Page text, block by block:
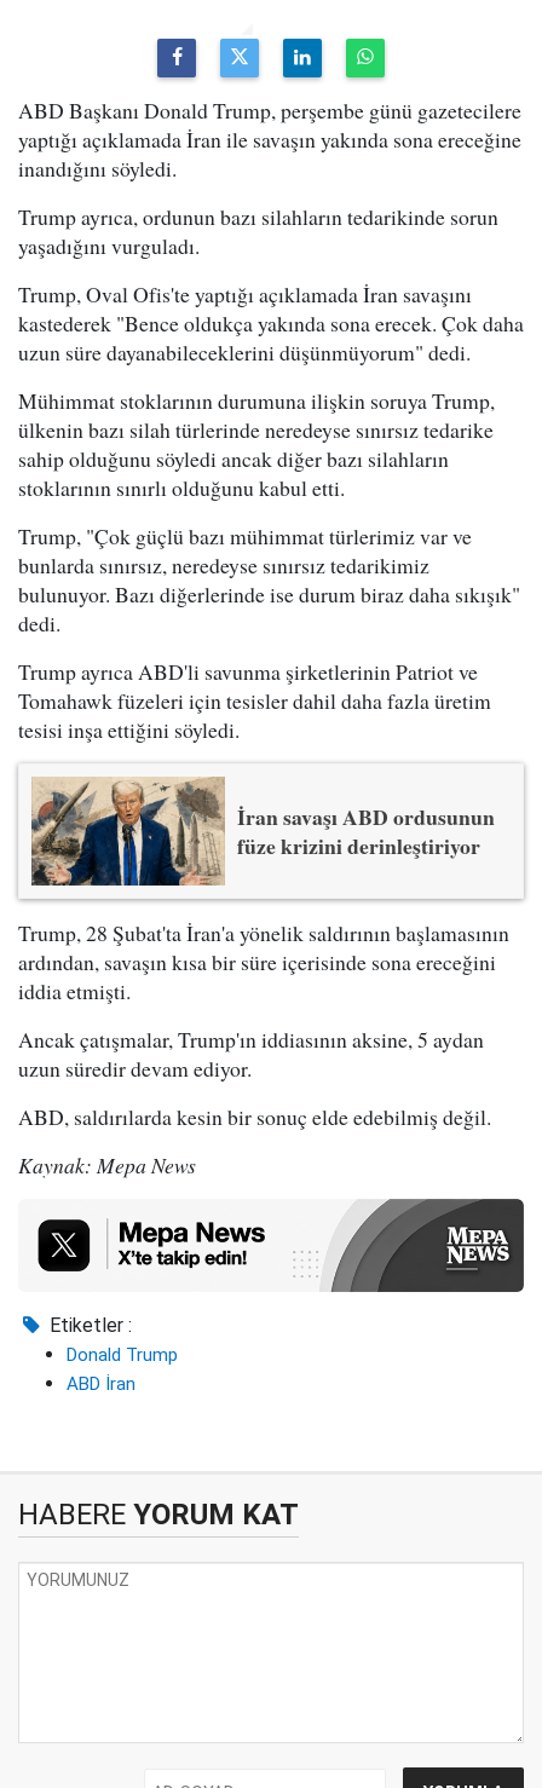
ABD Başkanı Donald Trump, perşembe günü gazetecilere
yaptığı açıklamada İran ile savaşın yakında sona ereceğine
inandığını söyledi.
Trump ayrıca, ordunun bazı silahların tedarikinde sorun
yaşadığını vurguladı.
Trump, Oval Ofis'te yaptığı açıklamada İran savaşını
kastederek "Bence oldukça yakında sona erecek. Çok daha
uzun süre dayanabileceklerini düşünmüyorum" dedi.
Mühimmat stoklarının durumuna ilişkin soruya Trump,
ülkenin bazı silah türlerinde neredeyse sınırsız tedarike
sahip olduğunu söyledi ancak diğer bazı silahların
stoklarının sınırlı olduğunu kabul etti.
Trump, "Çok güçlü bazı mühimmat türlerimiz var ve
bunlarda sınırsız, neredeyse sınırsız tedarikimiz
bulunuyor. Bazı diğerlerinde ise durum biraz daha sıkışık"
dedi.
Trump ayrıca ABD'li savunma şirketlerinin Patriot ve
Tomahawk füzeleri için tesisler dahil daha fazla üretim
tesisi inşa ettiğini söyledi.
İran savaşı ABD ordusunun
füze krizini derinleştiriyor
Trump, 28 Şubat'ta İran'a yönelik saldırının başlamasının
ardından, savaşın kısa bir süre içerisinde sona ereceğini
iddia etmişti.
Ancak çatışmalar, Trump'ın iddiasının aksine, 5 aydan
uzun süredir devam ediyor.
ABD, saldırılarda kesin bir sonuç elde edebilmiş değil.
Kaynak: Mepa News
Etiketler :
Donald Trump
ABD İran
HABERE YORUM KAT